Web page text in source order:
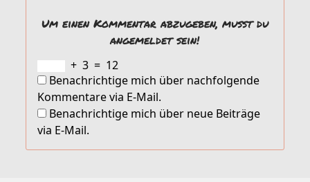
Um einen Kommentar abzugeben, musst du
angemeldet sein!
+ 3 = 12
Benachrichtige mich über nachfolgende
Kommentare via E-Mail.
Benachrichtige mich über neue Beiträge
via E-Mail.